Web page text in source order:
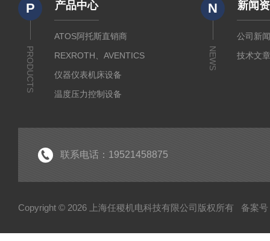
P
PRODUCTS
产品中心
ATOS阿托斯直销商
REXROTH、AVENTICS
仪器仪表机床设备
温度压力控制设备
液压润滑工业设备
HYPROSTATIK海浮乐
N
NEWS
新闻
公司新
技术文
联系电话：19521458875
Copyright © 2026 上海任稷机电科技有限公司版权所有 备案号